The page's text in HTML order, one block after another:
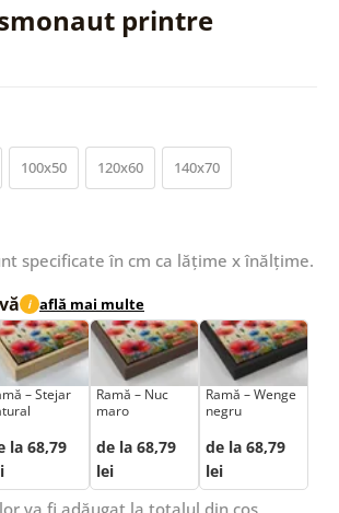
printre
100x50 120x60 140x70
specificate în cm ca lățime x înălțime.
i află mai multe
– Stejar
la 68,79
Ramă – Nuc
maro
de la 68,79
lei
Ramă – Wenge
negru
de la 68,79
lei
va fi adăugat la totalul din coș